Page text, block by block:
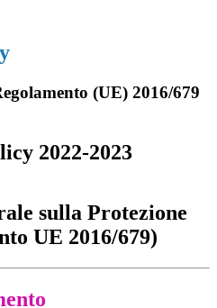
(UE) 2016/679
2022-2023
sulla Protezione
UE 2016/679)